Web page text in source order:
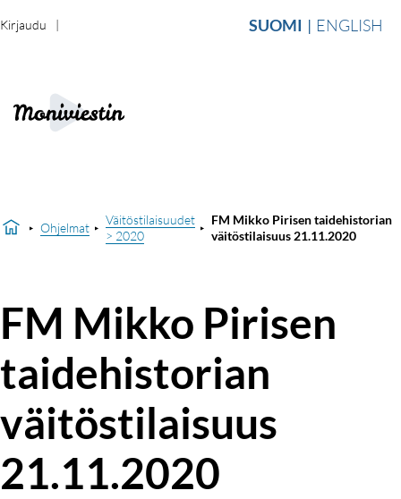
SUOMI ENGLISH
Kirjaudu
Ohjelmat
Väitöstilaisuudet
> 2020
FM Mikko Pirisen taidehistorian
väitöstilaisuus 21.11.2020
FM Mikko Pirisen
taidehistorian
väitöstilaisuus
21.11.2020